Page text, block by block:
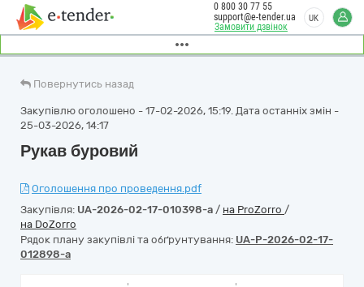
Замовити дзвінок
0 800 30 77 55
support@e-tender.ua
UK
Повернутись назад
Закупівлю оголошено - 17-02-2026, 15:19. Дата останніх змін -
25-03-2026, 14:17
Рукав буровий
Оголошення про проведення.pdf
Закупівля: UA-2026-02-17-010398-a / на ProZorro /
на DoZorro
Рядок плану закупівлі та обґрунтування: UA-P-2026-02-17-
012898-a